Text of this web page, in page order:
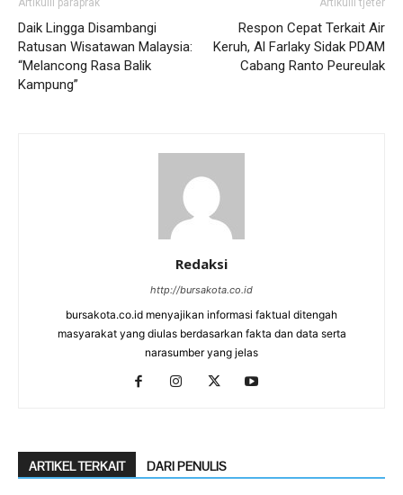
Artikulli paraprak
Daik Lingga Disambangi
Ratusan Wisatawan Malaysia:
“Melancong Rasa Balik
Kampung”
Artikulli tjetër
Respon Cepat Terkait Air
Keruh, Al Farlaky Sidak PDAM
Cabang Ranto Peureulak
Redaksi
http://bursakota.co.id
bursakota.co.id menyajikan informasi faktual ditengah
masyarakat yang diulas berdasarkan fakta dan data serta
narasumber yang jelas
ARTIKEL TERKAIT DARI PENULIS